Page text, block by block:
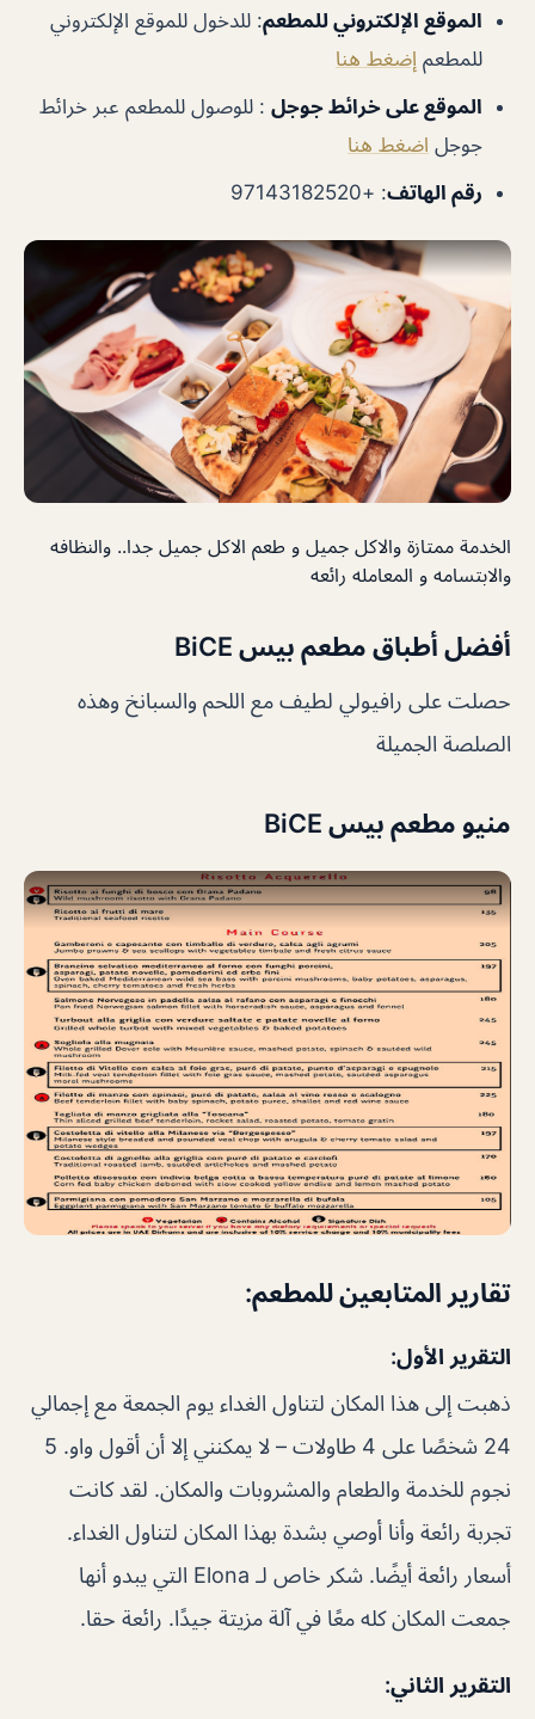
الموقع الإلكتروني للمطعم: للدخول للموقع الإلكتروني
للمطعم إضغط هنا
الموقع على خرائط جوجل : للوصول للمطعم عبر خرائط
جوجل اضغط هنا
رقم الهاتف: +97143182520
الخدمة ممتازة والاكل جميل و طعم الاكل جميل جدا.. والنظافه
والابتسامه و المعامله رائعه
أفضل أطباق مطعم بيس BiCE
حصلت على رافيولي لطيف مع اللحم والسبانخ وهذه
الصلصة الجميلة
منيو مطعم بيس BiCE
تقارير المتابعين للمطعم:
التقرير الأول:
ذهبت إلى هذا المكان لتناول الغداء يوم الجمعة مع إجمالي
24 شخصًا على 4 طاولات – لا يمكنني إلا أن أقول واو. 5
نجوم للخدمة والطعام والمشروبات والمكان. لقد كانت
تجربة رائعة وأنا أوصي بشدة بهذا المكان لتناول الغداء.
أسعار رائعة أيضًا. شكر خاص لـ Elona التي يبدو أنها
جمعت المكان كله معًا في آلة مزيتة جيدًا. رائعة حقا.
التقرير الثاني: